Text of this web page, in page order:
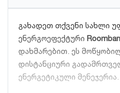
გახადეთ თქვენი სახლი
ენერგოეფექტური
დახმარებით. ეს
დისტანციური
ენერგეტიკული მენეჯერია.